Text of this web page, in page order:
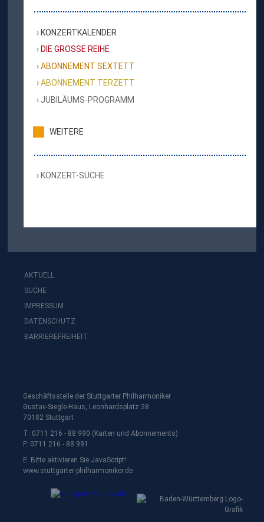
KONZERTKALENDER
DIE GROSSE REIHE
ABONNEMENT SEXTETT
ABONNEMENT TERZETT
JUBILÄUMS-PROGRAMM
WEITERE
KONZERT-SUCHE
AKTUELL
SUCHE
IMPRESSUM
DATENSCHUTZ
BARRIEREFREIHEIT
Geschäftsstelle der Stuttgarter Philharmoniker
Gustav-Siegle-Haus, Leonhardsplatz 28
70182 Stuttgart
T: 0711 216 - 88 990 (Karten und Abonnements)
F: 0711 216 - 88 991
E: Bitte aktivieren Sie JavaScript!
www.stuttgarter-philharmoniker.de